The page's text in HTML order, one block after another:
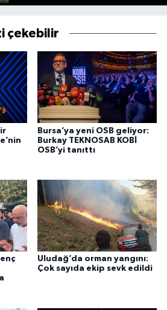
çekebilir
Bursa’ya yeni OSB geliyor:
Burkay TEKNOSAB KOBİ
OSB’yi tanıttı
Uludağ’da orman yangını:
Çok sayıda ekip sevk edildi